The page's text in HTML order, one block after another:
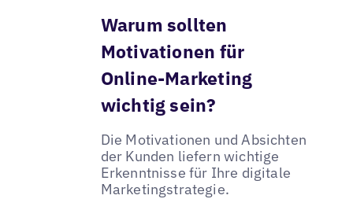
Warum sollten
Motivationen für
Online-Marketing
wichtig sein?
Die Motivationen und Absichten
der Kunden liefern wichtige
Erkenntnisse für Ihre digitale
Marketingstrategie.